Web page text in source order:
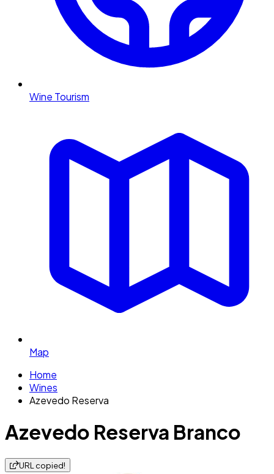
Wine Tourism
Map
Home
Wines
Azevedo Reserva
Azevedo Reserva Branco
URL copied!